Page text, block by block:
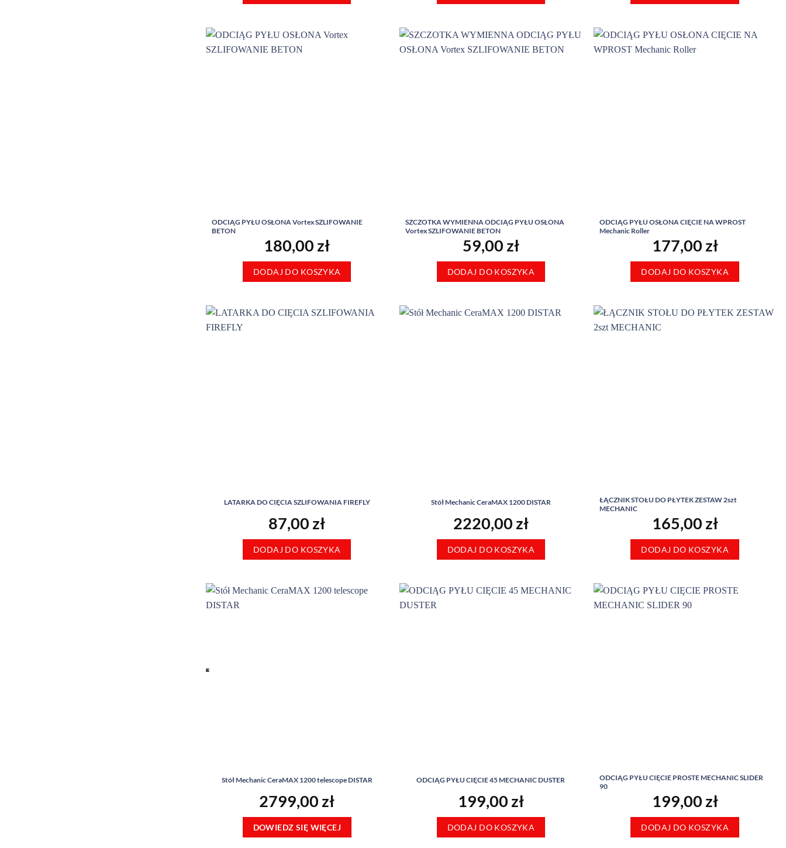
ODCIĄG PYŁU OSŁONA Vortex SZLIFOWANIE
BETON
180,00 zł
DODAJ DO KOSZYKA
SZCZOTKA WYMIENNA ODCIĄG PYŁU OSŁONA
Vortex SZLIFOWANIE BETON
59,00 zł
DODAJ DO KOSZYKA
ODCIĄG PYŁU OSŁONA CIĘCIE NA WPROST
Mechanic Roller
177,00 zł
DODAJ DO KOSZYKA
LATARKA DO CIĘCIA SZLIFOWANIA FIREFLY
87,00 zł
DODAJ DO KOSZYKA
Stół Mechanic CeraMAX 1200 DISTAR
2220,00 zł
DODAJ DO KOSZYKA
ŁĄCZNIK STOŁU DO PŁYTEK ZESTAW 2szt
MECHANIC
165,00 zł
DODAJ DO KOSZYKA
Stół Mechanic CeraMAX 1200 telescope DISTAR
2799,00 zł
DOWIEDZ SIĘ WIĘCEJ
ODCIĄG PYŁU CIĘCIE 45 MECHANIC DUSTER
199,00 zł
DODAJ DO KOSZYKA
ODCIĄG PYŁU CIĘCIE PROSTE MECHANIC SLIDER
90
199,00 zł
DODAJ DO KOSZYKA